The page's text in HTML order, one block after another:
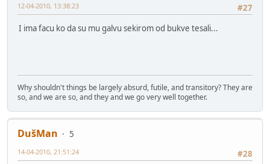
#27
12-04-2010, 13:38:23
I ima facu ko da su mu galvu sekirom od bukve tesali...
Why shouldn't things be largely absurd, futile, and transitory? They are
so, and we are so, and they and we go very well together.
DušMan
5
#28
14-04-2010, 21:51:24